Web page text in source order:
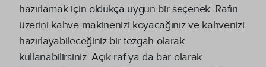
hazırlamak için oldukça uygun bir seçenek. Rafın
üzerini kahve makinenizi koyacağınız ve kahvenizi
hazırlayabileceğiniz bir tezgah olarak
kullanabilirsiniz. Açık raf ya da bar olarak